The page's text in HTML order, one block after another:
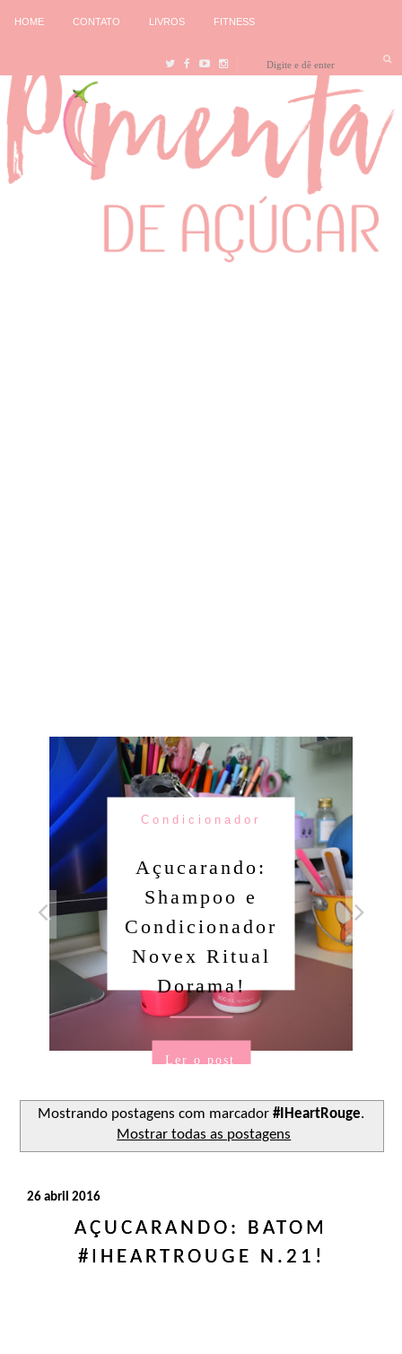
HOME CONTATO LIVROS FITNESS
Condicionador
Açucarando:
Shampoo e
Condicionador
Novex Ritual
Dorama!
Ler o post
Mostrando postagens com marcador #IHeartRouge.
Mostrar todas as postagens
26 abril 2016
AÇUCARANDO: BATOM
#IHEARTROUGE N.21!